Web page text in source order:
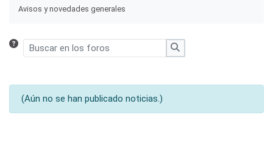
Avisos y novedades generales
Buscar en los foros
Buscar en los foros
(Aún no se han publicado noticias.)